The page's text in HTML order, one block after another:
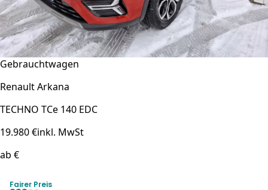
Gebrauchtwagen
Renault Arkana
TECHNO TCe 140 EDC
19.980 €inkl. MwSt
ab €
Fairer Preis